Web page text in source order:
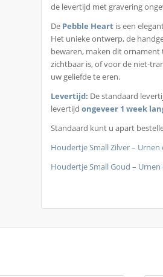
de levertijd met gravering
De Pebble Heart is een
Het unieke ontwerp, de
bewaren, maken dit ornament
zichtbaar is, of voor de niet-
uw geliefde te eren.
Levertijd: De standaard
levertijdongeveer 1 week
Standaard kunt u apart
Houdertje Small Zilver – Urnen
Houdertje Small Goud –